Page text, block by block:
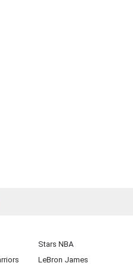
Stars NBA
LeBron James